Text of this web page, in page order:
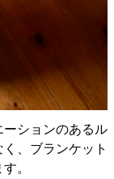
ーションのあるル
、ブランケット
。